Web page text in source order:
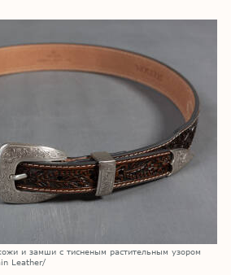
и замши с тисненым растительным узором
Leather/